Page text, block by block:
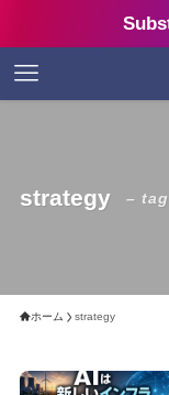
strategy –
ホーム strategy